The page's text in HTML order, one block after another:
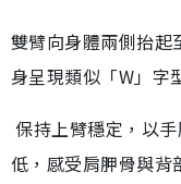
雙臂向身體兩側抬起
身呈現類似「W」字
保持上臂穩定，以
低，感受肩胛骨與背